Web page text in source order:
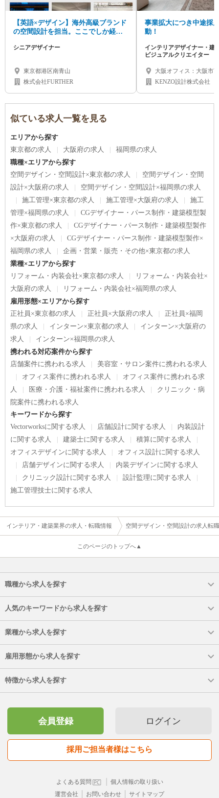
【英語×デザイン】海外高級ブランド
の空間設計を担当。ここでしか経験
シニアデザイナー
東京都港区南青山
株式会社FURTHER
事業拡大につき中途採
動！
インテリアデザイナー・建
ビジュアルクリエイター
大阪オフィス：大阪
京オフィス：東京都渋
KENZO設計株式会社
似ている求人一覧を見る
エリアから探す
東京都の求人
大阪府の求人
福岡県の求人
職種×エリアから探す
空間デザイン・空間設計×東京都の求人
空間デザイン・空間
設計×大阪府の求人
空間デザイン・空間設計×福岡県の求人
施工管理×東京都の求人
施工管理×大阪府の求人
施工
管理×福岡県の求人
CGデザイナー・パース制作・建築模型製
作×東京都の求人
CGデザイナー・パース制作・建築模型製作
×大阪府の求人
CGデザイナー・パース制作・建築模型製作×
福岡県の求人
企画・営業・販売・その他×東京都の求人
業種×エリアから探す
リフォーム・内装会社×東京都の求人
リフォーム・内装会社×
大阪府の求人
リフォーム・内装会社×福岡県の求人
雇用形態×エリアから探す
正社員×東京都の求人
正社員×大阪府の求人
正社員×福岡
県の求人
インターン×東京都の求人
インターン×大阪府の
求人
インターン×福岡県の求人
携われる対応案件から探す
店舗案件に携われる求人
美容室・サロン案件に携われる求人
オフィス案件に携われる求人
オフィス案件に携われる求
人
医療・介護・福祉案件に携われる求人
クリニック・病
院案件に携われる求人
キーワードから探す
Vectorworksに関する求人
店舗設計に関する求人
内装設計
に関する求人
建築士に関する求人
積算に関する求人
オフィスデザインに関する求人
オフィス設計に関する求人
店舗デザインに関する求人
内装デザインに関する求人
クリニック設計に関する求人
設計監理に関する求人
施工管理技士に関する求人
インテリア・建築業界の求人・転職情報 空間デザイン・空間設計の求人転
このページのトップへ▲
職種から求人を探す
人気のキーワードから求人を探す
業種から求人を探す
雇用形態から求人を探す
特徴から求人を探す
会員登録 ログイン
採用ご担当者様はこちら
よくある質問
個人情報の取り扱い
運営会社
お問い合わせ サイトマップ